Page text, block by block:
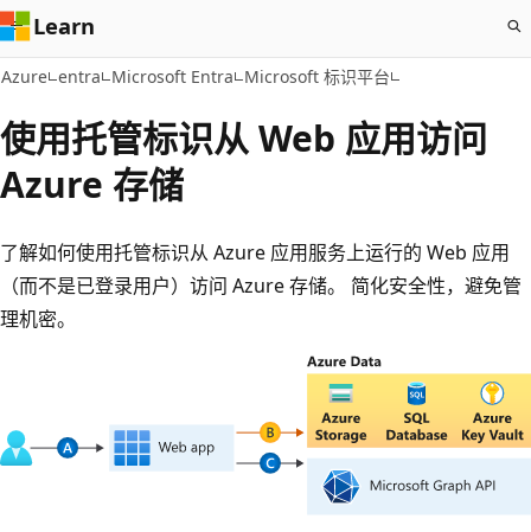
Learn
Azure entra Microsoft Entra Microsoft 标识平台
使用托管标识从 Web 应用访问
Azure 存储
了解如何使用托管标识从 Azure 应用服务上运行的 Web 应用
（而不是已登录用户）访问 Azure 存储。 简化安全性，避免管
理机密。